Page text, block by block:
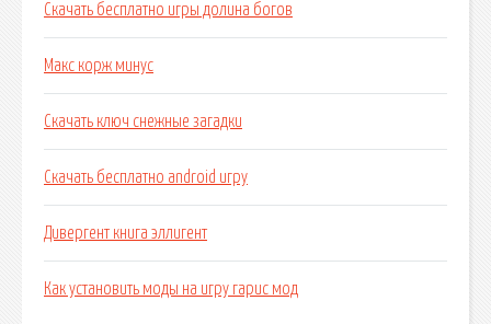
Скачать бесплатно игры долина богов
Макс корж минус
Скачать ключ снежные загадки
Скачать бесплатно android игру
Дивергент книга эллигент
Как установить моды на игру гарис мод